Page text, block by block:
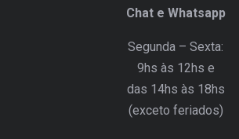
Chat e Whatsapp
Segunda – Sexta:
9hs às 12hs e
das 14hs às 18hs
(exceto feriados)